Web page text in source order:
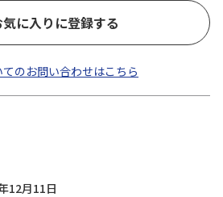
気に入りに登録する
のお問い合わせはこちら
12月11日